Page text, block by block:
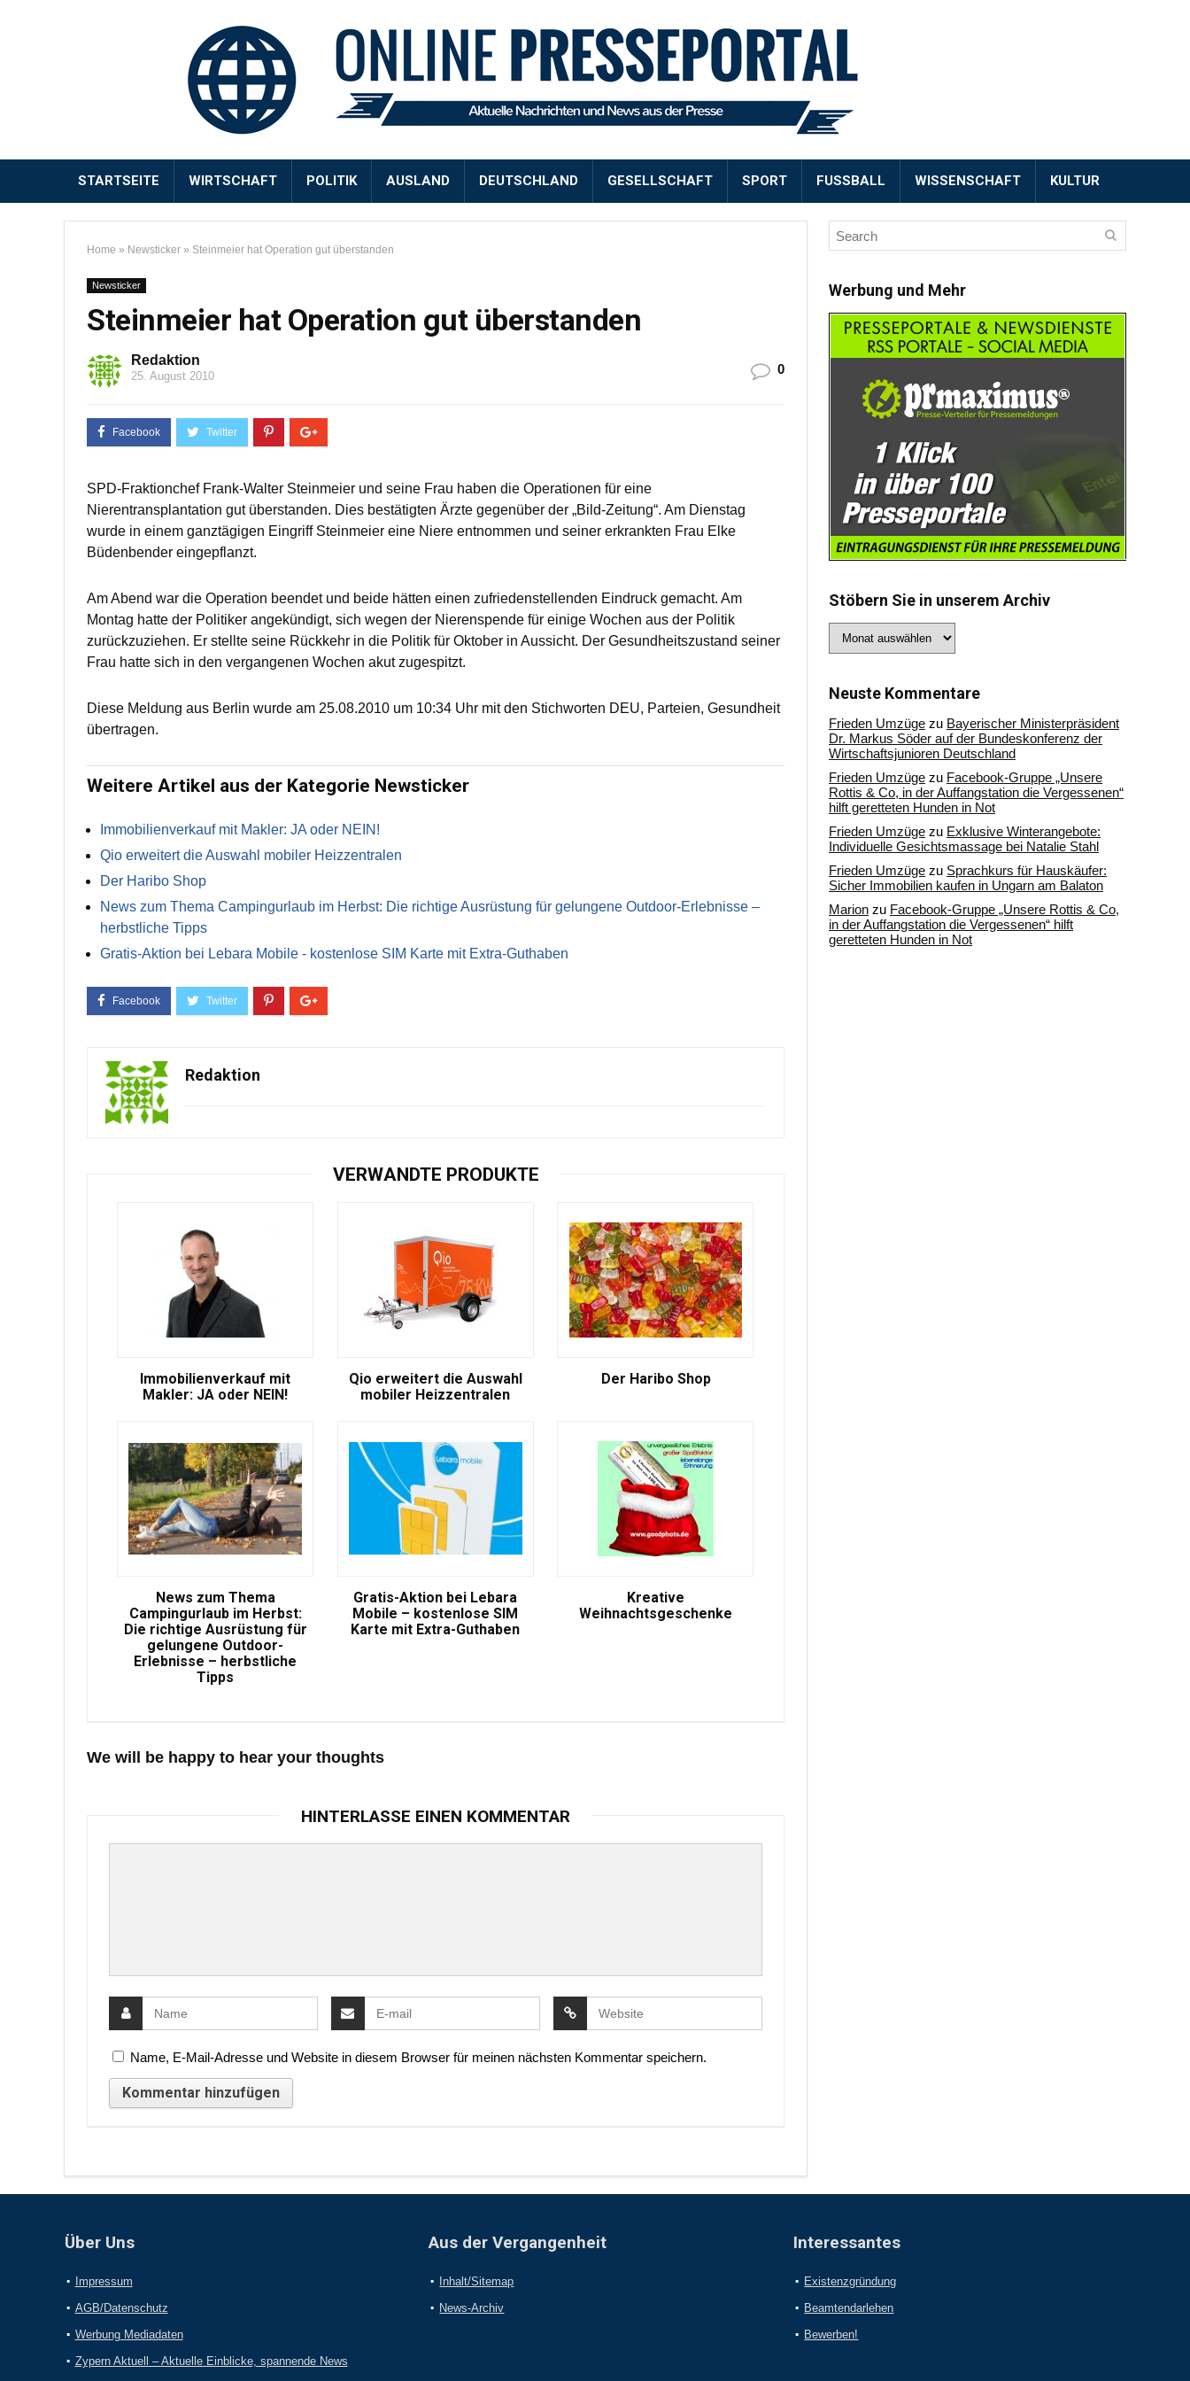
STARTSEITE WIRTSCHAFT POLITIK AUSLAND DEUTSCHLAND GESELLSCHAFT SPORT FUSSBALL WISSENSCHAFT KULTUR
Home » Newsticker » Steinmeier hat Operation gut überstanden
Newsticker
Steinmeier hat Operation gut überstanden
Redaktion
25. August 2010 0
SPD-Fraktionchef Frank-Walter Steinmeier und seine Frau haben die Operationen für eine
Nierentransplantation gut überstanden. Dies bestätigten Ärzte gegenüber der „Bild-Zeitung“. Am Dienstag
wurde in einem ganztägigen Eingriff Steinmeier eine Niere entnommen und seiner erkrankten Frau Elke
Büdenbender eingepflanzt.
Am Abend war die Operation beendet und beide hätten einen zufriedenstellenden Eindruck gemacht. Am
Montag hatte der Politiker angekündigt, sich wegen der Nierenspende für einige Wochen aus der Politik
zurückzuziehen. Er stellte seine Rückkehr in die Politik für Oktober in Aussicht. Der Gesundheitszustand seiner
Frau hatte sich in den vergangenen Wochen akut zugespitzt.
Diese Meldung aus Berlin wurde am 25.08.2010 um 10:34 Uhr mit den Stichworten DEU, Parteien, Gesundheit
übertragen.
Weitere Artikel aus der Kategorie Newsticker
Immobilienverkauf mit Makler: JA oder NEIN!
Qio erweitert die Auswahl mobiler Heizzentralen
Der Haribo Shop
News zum Thema Campingurlaub im Herbst: Die richtige Ausrüstung für gelungene Outdoor-Erlebnisse –
herbstliche Tipps
Gratis-Aktion bei Lebara Mobile - kostenlose SIM Karte mit Extra-Guthaben
Redaktion
VERWANDTE PRODUKTE
Immobilienverkauf mit
Makler: JA oder NEIN!
Qio erweitert die Auswahl
mobiler Heizzentralen
Der Haribo Shop
News zum Thema
Campingurlaub im Herbst:
Die richtige Ausrüstung für
gelungene Outdoor-
Erlebnisse – herbstliche
Tipps
Gratis-Aktion bei Lebara
Mobile – kostenlose SIM
Karte mit Extra-Guthaben
Kreative
Weihnachtsgeschenke
We will be happy to hear your thoughts
HINTERLASSE EINEN KOMMENTAR
Name, E-Mail-Adresse und Website in diesem Browser für meinen nächsten Kommentar speichern.
Werbung und Mehr
Stöbern Sie in unserem Archiv
Sie
Archiv
Neuste Kommentare
Frieden Umzüge zu Bayerischer Ministerpräsident
Dr. Markus Söder auf der Bundeskonferenz der
Wirtschaftsjunioren Deutschland
Frieden Umzüge zu Facebook-Gruppe „Unsere
Rottis & Co, in der Auffangstation die Vergessenen“
hilft geretteten Hunden in Not
Frieden Umzüge zu Exklusive Winterangebote:
Individuelle Gesichtsmassage bei Natalie Stahl
Frieden Umzüge zu Sprachkurs für Hauskäufer:
Sicher Immobilien kaufen in Ungarn am Balaton
Marion zu Facebook-Gruppe „Unsere Rottis & Co,
in der Auffangstation die Vergessenen“ hilft
geretteten Hunden in Not
Über Uns
Impressum
AGB/Datenschutz
Werbung Mediadaten
Zypern Aktuell – Aktuelle Einblicke, spannende News
Aus der Vergangenheit
Inhalt/Sitemap
News-Archiv
Interessantes
Existenzgründung
Beamtendarlehen
Bewerben!